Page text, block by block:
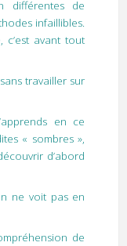
différentes de
infaillibles.
c’est avant tout
travailler sur
en ce
« sombres »,
d’abord
ne voit pas en
de